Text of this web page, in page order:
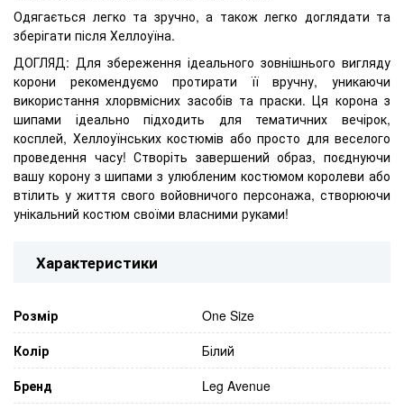
Одягається легко та зручно, а також легко доглядати та
зберігати після Хеллоуїна.
ДОГЛЯД: Для збереження ідеального зовнішнього вигляду
корони рекомендуємо протирати її вручну, уникаючи
використання хлорвмісних засобів та праски. Ця корона з
шипами ідеально підходить для тематичних вечірок,
косплей, Хеллоуїнських костюмів або просто для веселого
проведення часу! Створіть завершений образ, поєднуючи
вашу корону з шипами з улюбленим костюмом королеви або
втілить у життя свого войовничого персонажа, створюючи
унікальний костюм своїми власними руками!
Характеристики
Розмір
One Size
Колір
Білий
Бренд
Leg Avenue